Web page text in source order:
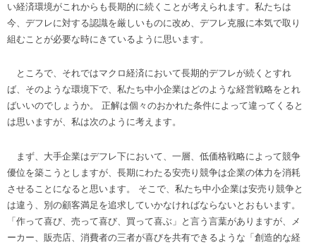
い経済環境がこれからも長期的に続くことが考えられます。私たちは
今、デフレに対する認識を厳しいものに改め、デフレ克服に本気で取り
組むことが必要な時にきているように思います。
ところで、それではマクロ経済において長期的デフレが続くとすれ
ば、そのような環境下で、私たち中小企業はどのような経営戦略をとれ
ばいいのでしょうか。 正解は個々のおかれた条件によって違ってくると
は思いますが、私は次のように考えます。
まず、大手企業はデフレ下において、一層、低価格戦略によって競争
優位を築こうとしますが、長期にわたる安売り競争は企業の体力を消耗
させることになると思います。 そこで、私たち中小企業は安売り競争と
は違う、別の顧客満足を追求していかなければならないとおもいます。
「作って喜び、売って喜び、買って喜ぶ」と言う言葉がありますが、メ
ーカー、販売店、消費者の三者が喜びを共有できるような「創造的な経